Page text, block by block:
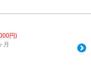
円)
月